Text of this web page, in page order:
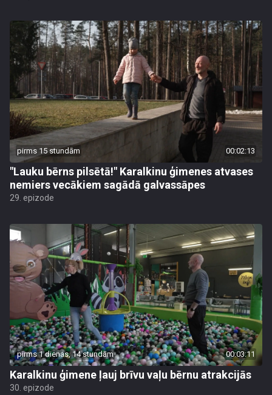
pirms 15 stundām 00:02:13
"Lauku bērns pilsētā!" Karalkinu ģimenes atvases
nemiers vecākiem sagādā galvassāpes
29. epizode
pirms 1 dienas, 14 stundām 00:03:11
Karalkinu ģimene ļauj brīvu vaļu bērnu atrakcijās
30. epizode